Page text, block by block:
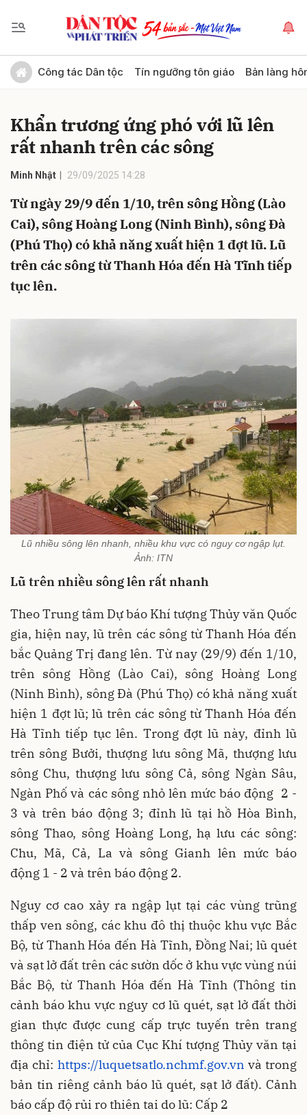
Công tác Dân tộc Tín ngưỡng tôn giáo Bản làng
Khẩn trương ứng phó với lũ lên
rất nhanh trên các sông
Minh Nhật 29/09/2025 14:28
Từ ngày 29/9 đến 1/10, trên sông Hồng (Lào
Cai), sông Hoàng Long (Ninh Bình), sông Đà
(Phú Thọ) có khả năng xuất hiện 1 đợt lũ. Lũ
trên các sông từ Thanh Hóa đến Hà Tĩnh tiếp
tục lên.
Lũ nhiều sông lên nhanh, nhiều khu vực có nguy cơ ngập lụt.
Ảnh: ITN
Lũ trên nhiều sông lên rất nhanh
Theo Trung tâm Dự báo Khí tượng Thủy văn Quốc
gia, hiện nay, lũ trên các sông từ Thanh Hóa đến
bắc Quảng Trị đang lên. Từ nay (29/9) đến 1/10,
trên sông Hồng (Lào Cai), sông Hoàng Long
(Ninh Bình), sông Đà (Phú Thọ) có khả năng xuất
hiện 1 đợt lũ; lũ trên các sông từ Thanh Hóa đến
Hà Tĩnh tiếp tục lên. Trong đợt lũ này, đỉnh lũ
trên sông Bưởi, thượng lưu sông Mã, thượng lưu
sông Chu, thượng lưu sông Cả, sông Ngàn Sâu,
Ngàn Phố và các sông nhỏ lên mức báo động 2 -
3 và trên báo động 3; đỉnh lũ tại hồ Hòa Bình,
sông Thao, sông Hoàng Long, hạ lưu các sông:
Chu, Mã, Cả, La và sông Gianh lên mức báo
động 1 - 2 và trên báo động 2.
Nguy cơ cao xảy ra ngập lụt tại các vùng trũng
thấp ven sông, các khu đô thị thuộc khu vực Bắc
Bộ, từ Thanh Hóa đến Hà Tĩnh, Đồng Nai; lũ quét
và sạt lở đất trên các sườn dốc ở khu vực vùng núi
Bắc Bộ, từ Thanh Hóa đến Hà Tĩnh (Thông tin
cảnh báo khu vực nguy cơ lũ quét, sạt lở đất thời
gian thực được cung cấp trực tuyến trên trang
thông tin điện tử của Cục Khí tượng Thủy văn tại
địa chỉ: https://luquetsatlo.nchmf.gov.vn và trong
bản tin riêng cảnh báo lũ quét, sạt lở đất). Cảnh
báo cấp độ rủi ro thiên tai do lũ: Cấp 2
Gửi bình luận
Hủy Gửi